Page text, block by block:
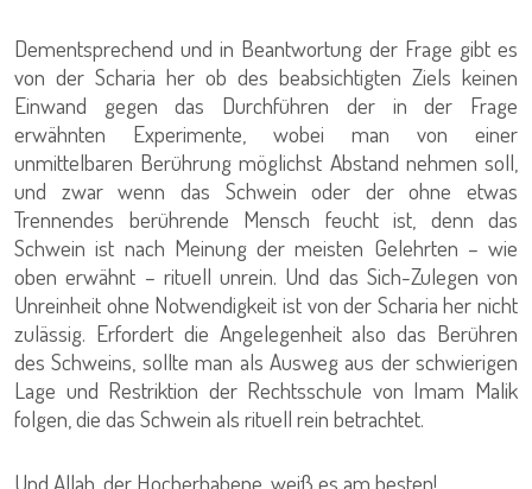
Dementsprechend und in Beantwortung der Frage gibt es
von der Scharia her ob des beabsichtigten Ziels keinen
Einwand gegen das Durchführen der in der Frage
erwähnten Experimente, wobei man von einer
unmittelbaren Berührung möglichst Abstand nehmen soll,
und zwar wenn das Schwein oder der ohne etwas
Trennendes berührende Mensch feucht ist, denn das
Schwein ist nach Meinung der meisten Gelehrten – wie
oben erwähnt – rituell unrein. Und das Sich-Zulegen von
Unreinheit ohne Notwendigkeit ist von der Scharia her nicht
zulässig. Erfordert die Angelegenheit also das Berühren
des Schweins, sollte man als Ausweg aus der schwierigen
Lage und Restriktion der Rechtsschule von Imam Malik
folgen, die das Schwein als rituell rein betrachtet.
Und Allah, der Hocherhabene, weiß es am besten!